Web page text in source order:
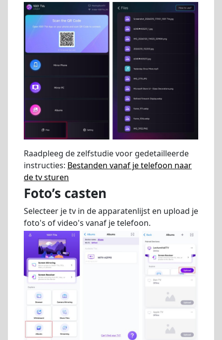
Raadpleeg de zelfstudie voor gedetailleerde
instructies: Bestanden vanaf je telefoon naar
de tv sturen
Foto’s casten
Selecteer je tv in de apparatenlijst en upload je
foto's of video's vanaf je telefoon.